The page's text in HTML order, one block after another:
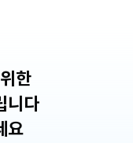
한
니다
요